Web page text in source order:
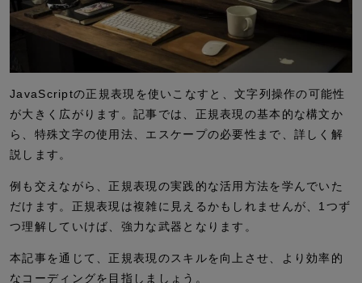
JavaScriptの正規表現を使いこなすと、文字列操作の可能性
が大きく広がります。記事では、正規表現の基本的な構文か
ら、特殊文字の使用法、エスケープの必要性まで、詳しく解
説します。
例も交えながら、正規表現の実践的な活用方法を学んでいた
だけます。正規表現は複雑に見えるかもしれませんが、1つず
つ理解していけば、強力な武器となります。
本記事を通じて、正規表現のスキルを向上させ、より効率的
なコーディングを目指しましょう。